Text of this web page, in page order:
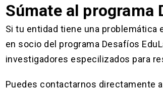
Súmate al programa
Si tu entidad tiene una
en socio del programa Desafíos
investigadores especilizados para
Puedes contactarnos directamente al